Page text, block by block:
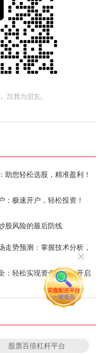
您轻松选股，精准盈利！
：极速开户，轻松投资！
股风险的最后防线
势预测：掌握技术分析，
：轻松实现资金放大，开启
股票百倍杠杆平台